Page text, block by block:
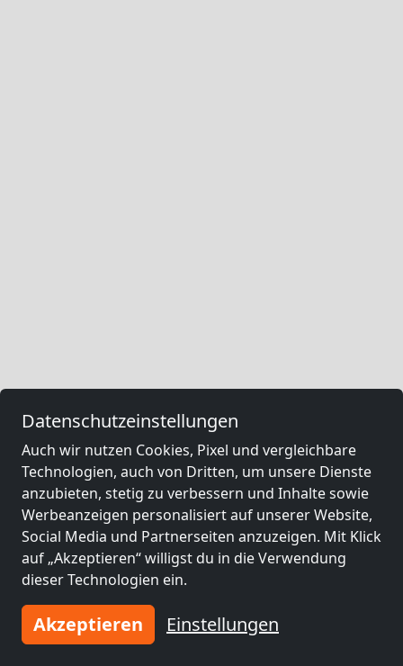
Datenschutzeinstellungen
Auch wir nutzen Cookies, Pixel und vergleichbare
Technologien, auch von Dritten, um unsere Dienste
anzubieten, stetig zu verbessern und Inhalte sowie
Werbeanzeigen personalisiert auf unserer Website,
Social Media und Partnerseiten anzuzeigen. Mit Klick
auf „Akzeptieren“ willigst du in die Verwendung
dieser Technologien ein.
Akzeptieren Einstellungen